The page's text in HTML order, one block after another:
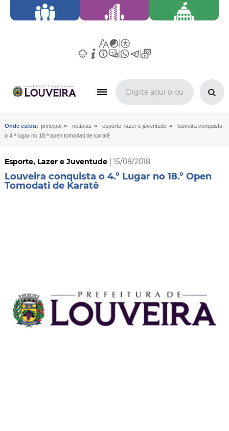
Onde estou: principal » notícias » esporte, lazer e juventude »
louveira conquista
o 4.º lugar no 18.º open tomodati de karatê
Esporte, Lazer e Juventude| 15/08/2018
Louveira conquista o 4.º Lugar no 18.º Open
Tomodati de Karatê